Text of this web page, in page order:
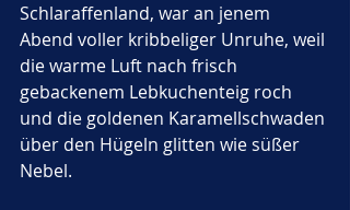
Schlaraffenland, war an jenem
Abend voller kribbeliger Unruhe, weil
die warme Luft nach frisch
gebackenem Lebkuchenteig roch
und die goldenen Karamellschwaden
über den Hügeln glitten wie süßer
Nebel.